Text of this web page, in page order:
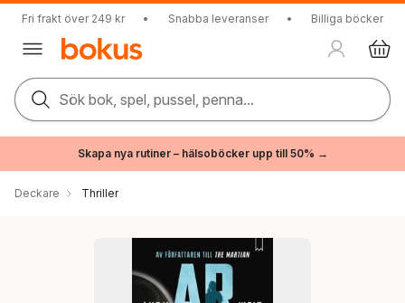
Fri frakt över 249 kr • Snabba leveranser • Billiga böcker
Sök bok, spel, pussel, penna...
Skapa nya rutiner – hälsoböcker upp till 50% →
Deckare Thriller